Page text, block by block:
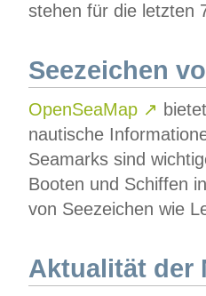
stehen für die letzten
Seezeichen
OpenSeaMap ↗
nautische
Seamarks sind
Booten und Schiffen
von Seezeichen wie
Aktualität der